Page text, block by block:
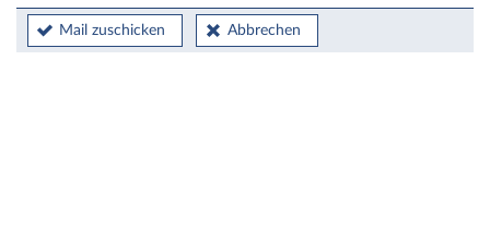
Mail zuschicken Abbrechen